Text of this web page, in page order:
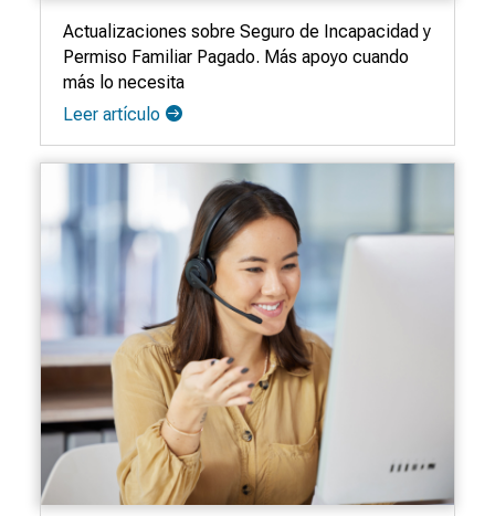
Actualizaciones sobre Seguro de Incapacidad y
Permiso Familiar Pagado. Más apoyo cuando
más lo necesita
Leer artículo